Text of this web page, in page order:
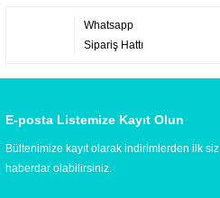
Whatsapp
Sipariş Hattı
E-posta Listemize Kayıt Olun
Bültenimize kayıt olarak indirimlerden ilk siz
haberdar olabilirsiniz.